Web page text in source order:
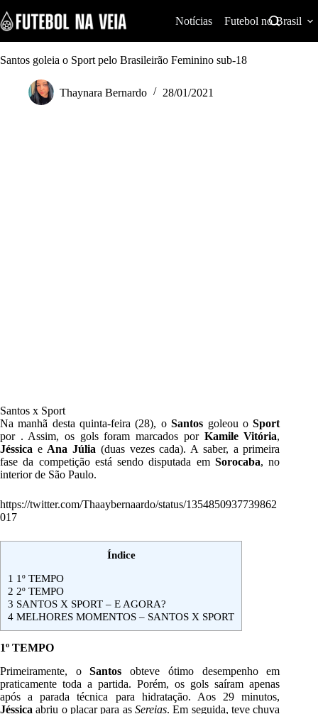
k
i
p
t
Notícias Futebol no Brasil
Santos goleia o Sport pelo Brasileirão Feminino sub-18
Thaynara Bernardo 28/01/2021
Santos x Sport
Na manhã desta quinta-feira (28), oSantos goleou oSport
por . Assim, os gols foram marcados porKamile Vitória,
Jéssica e Ana Júlia (duas vezes cada). A saber, a primeira
fase da competição está sendo disputada em Sorocaba, no
interior de São Paulo.
https://twitter.com/Thaaybernaardo/status/1354850937739862
017
Índice
1 1º TEMPO
2 2º TEMPO
3 SANTOS X SPORT – E AGORA?
4 MELHORES MOMENTOS – SANTOS X SPORT
1º TEMPO
Primeiramente, oSantos obteve ótimo desempenho em
praticamente toda a partida. Porém, os gols saíram apenas
após a parada técnica para hidratação. Aos 29 minutos,
Jéssica abriu o placar para as Sereias. Em seguida, teve chuva